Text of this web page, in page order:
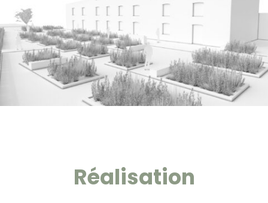
Réalisation